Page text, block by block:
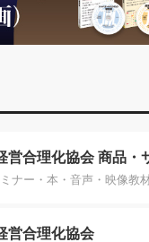
営合理化協会 商品・
ナー・本・音声・映像教
営合理化協会